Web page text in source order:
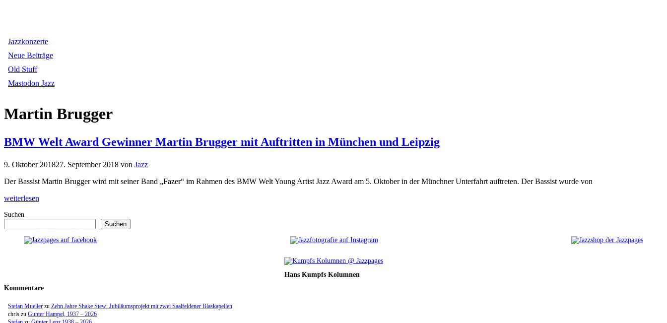
Jazzkonzerte
Neue Beiträge
Old Stuff
Mastodon Jazz
Martin Brugger
BMW Welt Award Gewinner Martin Brugger mit Auftritten in München und Leipzig
9. Oktober 201827. September 2018 von Jazz
Der Bassist Martin Brugger wird mit seiner Band „Fazer“ im Rahmen des BMW Welt Young Artist Jazz Award am 5. Oktober in der Münchner Unterfahrt auftreten. Der Bassist wurde von
weiterlesen
Suchen
Suchen
Hans Kumpfs Kolumnen
Kommentare
Stefan Mueller zu Zehn Jahre Shake Stew: Jubiläumsprojekt mit zwei Saalfeldener Blaskapellen
chris zu Gunter Hampel, 1937 – 2026